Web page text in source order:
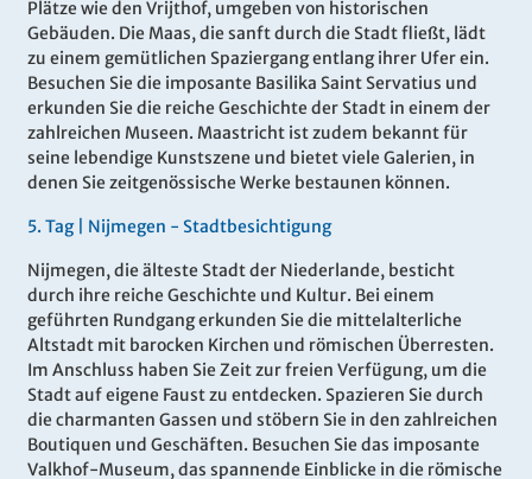
Plätze wie den Vrijthof, umgeben von historischen
Gebäuden. Die Maas, die sanft durch die Stadt fließt, lädt
zu einem gemütlichen Spaziergang entlang ihrer Ufer ein.
Besuchen Sie die imposante Basilika Saint Servatius und
erkunden Sie die reiche Geschichte der Stadt in einem der
zahlreichen Museen. Maastricht ist zudem bekannt für
seine lebendige Kunstszene und bietet viele Galerien, in
denen Sie zeitgenössische Werke bestaunen können.
5. Tag | Nijmegen - Stadtbesichtigung
Nijmegen, die älteste Stadt der Niederlande, besticht
durch ihre reiche Geschichte und Kultur. Bei einem
geführten Rundgang erkunden Sie die mittelalterliche
Altstadt mit barocken Kirchen und römischen Überresten.
Im Anschluss haben Sie Zeit zur freien Verfügung, um die
Stadt auf eigene Faust zu entdecken. Spazieren Sie durch
die charmanten Gassen und stöbern Sie in den zahlreichen
Boutiquen und Geschäften. Besuchen Sie das imposante
Valkhof-Museum, das spannende Einblicke in die römische